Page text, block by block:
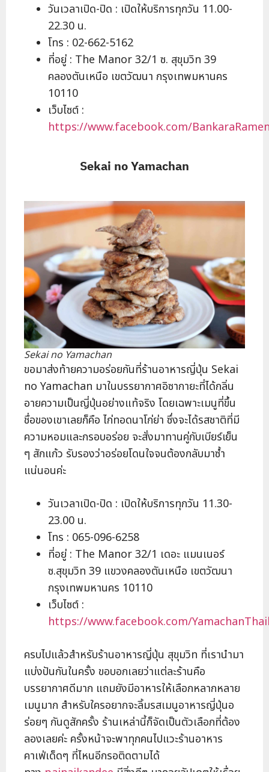
วันเวลาเปิด-ปิด : เปิดให้บริการทุกวัน 11.00-
22.30 น.
โทร : 02-662-5162
ที่อยู่ : The Manor 32/1 ซ. สุขุมวิท 39
คลองตันเหนือ เขตวัฒนา กรุงเทพมหานคร
10110
เว็บไซต์ :
https://www.facebook.com/
Sekai no Yamachan
Sekai no Yamachan
ขอมาส่งท้ายความอร่อยกันที่ร้านอาหารญี่ปุ่น Sekai
no Yamachan มาในบรรยากาศอิซากายะที่ได้กลิ่น
อายความเป็นญี่ปุ่นอย่างแท้จริง โดยเฉพาะเมนูที่ขึ้น
ชื่อของเขาเลยก็คือ ไก่ทอดนาโก่ย่า ซึ่งจะได้รสชาติที่มี
ความหอมและกรอบอร่อย จะสั่งมาทานคู่กับเบียร์เย็น
ๆ สักแก้ว รับรองว่าอร่อยโดนใจจนต้องกลับมาซ้ำ
แน่นอนค่ะ
วันเวลาเปิด-ปิด : เปิดให้บริการทุกวัน 11.30-
23.00 น.
โทร : 065-096-6258
ที่อยู่ : The Manor 32/1 เดอะ แมนเนอร์
ซ.สุขุมวิท 39 แขวงคลองตันเหนือ เขตวัฒนา
กรุงเทพมหานคร 10110
เว็บไซต์ :
https://www.facebook.com/
ครบไปแล้วสำหรับร้านอาหารญี่ปุ่น สุขุมวิท ที่เรานำมา
แบ่งปันกันในครั้ง ขอบอกเลยว่าแต่ละร้านคือ
บรรยากาศดีมาก แถมยังมีอาหารให้เลือกหลากหลาย
เมนูมาก สำหรับใครอยากจะลิ้มรสเมนูอาหารญี่ปุ่นอ
ร่อยๆ กันดูสักครั้ง ร้านเหล่านี้ก็จัดเป็นตัวเลือกที่ต้อง
ลองเลยค่ะ ครั้งหน้าจะพาทุกคนไปแวะร้านอาหาร
คาเฟ่เด็ดๆ ที่ไหนอีกรอติดตามได้